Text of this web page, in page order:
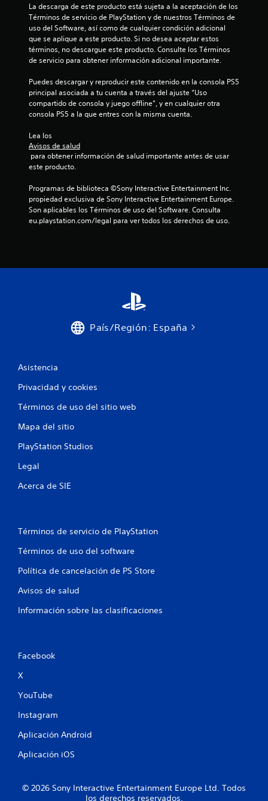
La descarga de este producto está sujeta a la aceptación de los
Términos de servicio de PlayStation y de nuestros Términos de
uso del Software, así como de cualquier condición adicional
que se aplique a este producto. Si no desea aceptar estos
términos, no descargue este producto. Consulte los Términos
de servicio para obtener información adicional importante.
Puedes descargar y reproducir este contenido en la consola PS5
principal asociada a tu cuenta a través del ajuste “Uso
compartido de consola y juego offline”, y en cualquier otra
consola PS5 a la que entres con la misma cuenta.
Lea los
Avisos de salud
este producto.
Programas de biblioteca ©Sony Interactive Entertainment Inc.
propiedad exclusiva de Sony Interactive Entertainment Europe.
Son aplicables los Términos de uso del Software. Consulta
eu.playstation.com/legal para ver todos los derechos de uso.
País/Región: España
Asistencia
Privacidad y cookies
Términos de uso del sitio web
Mapa del sitio
PlayStation Studios
Legal
Acerca de SIE
Términos de servicio de PlayStation
Términos de uso del software
Política de cancelación de PS Store
Avisos de salud
Información sobre las clasificaciones
Facebook
X
YouTube
Instagram
Aplicación Android
Aplicación iOS
© 2026 Sony Interactive Entertainment Europe Ltd. Todos
los derechos reservados.